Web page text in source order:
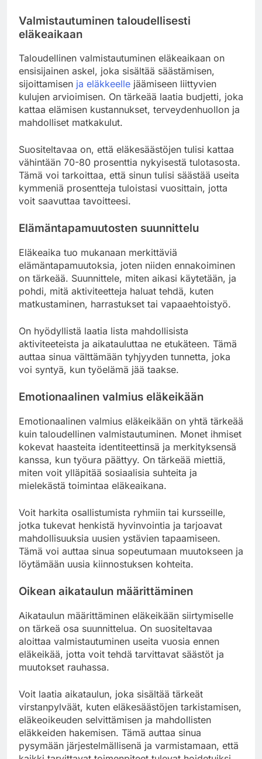
Valmistautuminen taloudellisesti
eläkeaikaan
Taloudellinen valmistautuminen eläkeaikaan on
ensisijainen askel, joka sisältää säästämisen,
sijoittamisen ja eläkkeelle jäämiseen liittyvien
kulujen arvioimisen. On tärkeää laatia budjetti, joka
kattaa elämisen kustannukset, terveydenhuollon ja
mahdolliset matkakulut.
Suositeltavaa on, että eläkesäästöjen tulisi kattaa
vähintään 70-80 prosenttia nykyisestä tulotasosta.
Tämä voi tarkoittaa, että sinun tulisi säästää useita
kymmeniä prosentteja tuloistasi vuosittain, jotta
voit saavuttaa tavoitteesi.
Elämäntapamuutosten suunnittelu
Eläkeaika tuo mukanaan merkittäviä
elämäntapamuutoksia, joten niiden ennakoiminen
on tärkeää. Suunnittele, miten aikasi käytetään, ja
pohdi, mitä aktiviteetteja haluat tehdä, kuten
matkustaminen, harrastukset tai vapaaehtoistyö.
On hyödyllistä laatia lista mahdollisista
aktiviteeteista ja aikatauluttaa ne etukäteen. Tämä
auttaa sinua välttämään tyhjyyden tunnetta, joka
voi syntyä, kun työelämä jää taakse.
Emotionaalinen valmius eläkeikään
Emotionaalinen valmius eläkeikään on yhtä tärkeää
kuin taloudellinen valmistautuminen. Monet ihmiset
kokevat haasteita identiteettinsä ja merkityksensä
kanssa, kun työura päättyy. On tärkeää miettiä,
miten voit ylläpitää sosiaalisia suhteita ja
mielekästä toimintaa eläkeaikana.
Voit harkita osallistumista ryhmiin tai kursseille,
jotka tukevat henkistä hyvinvointia ja tarjoavat
mahdollisuuksia uusien ystävien tapaamiseen.
Tämä voi auttaa sinua sopeutumaan muutokseen ja
löytämään uusia kiinnostuksen kohteita.
Oikean aikataulun määrittäminen
Aikataulun määrittäminen eläkeikään siirtymiselle
on tärkeä osa suunnittelua. On suositeltavaa
aloittaa valmistautuminen useita vuosia ennen
eläkeikää, jotta voit tehdä tarvittavat säästöt ja
muutokset rauhassa.
Voit laatia aikataulun, joka sisältää tärkeät
virstanpylväät, kuten eläkesäästöjen tarkistamisen,
eläkeoikeuden selvittämisen ja mahdollisten
eläkkeiden hakemisen. Tämä auttaa sinua
pysymään järjestelmällisenä ja varmistamaan, että